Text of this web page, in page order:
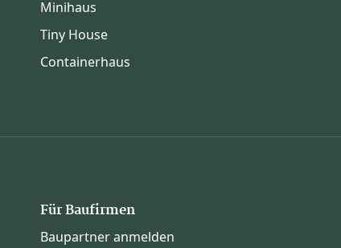
Minihaus
Tiny House
Containerhaus
Für Baufirmen
Baupartner anmelden